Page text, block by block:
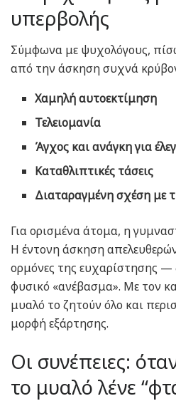
υπερβολής
Σύμφωνα με ψυχολόγους,
από την άσκηση συχνά
Χαμηλή αυτοεκτίμηση
Τελειομανία
Άγχος και ανάγκη για
Καταθλιπτικές τάσεις
Διαταραγμένη σχέση με
Για ορισμένα άτομα, η
Η έντονη άσκηση
ορμόνες της ευχαρίστησης —
φυσικό «ανέβασμα». Με τον
μυαλό το ζητούν όλο και
μορφή εξάρτησης.
Οι συνέπειες:
το μυαλό λένε